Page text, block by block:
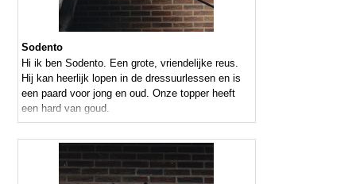
Sodento
Hi ik ben Sodento. Een grote, vriendelijke reus.
Hij kan heerlijk lopen in de dressuurlessen en is
een paard voor jong en oud. Onze topper heeft
een hard van goud.